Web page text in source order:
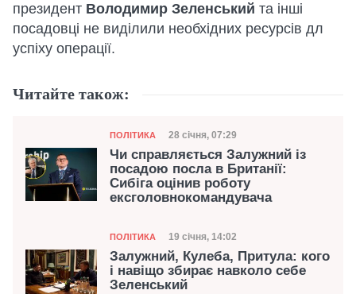
президент Володимир Зеленський та інші
посадовці не виділили необхідних ресурсів дл
успіху операції.
Читайте також:
Категорія
ПОЛІТИКА Дата публікації
28 січня, 07:29
Чи справляється Залужний із
посадою посла в Британії:
Сибіга оцінив роботу
ексголовнокомандувача
Категорія
ПОЛІТИКА Дата публікації
19 січня, 14:02
Залужний, Кулеба, Притула: кого
і навіщо збирає навколо себе
Зеленський